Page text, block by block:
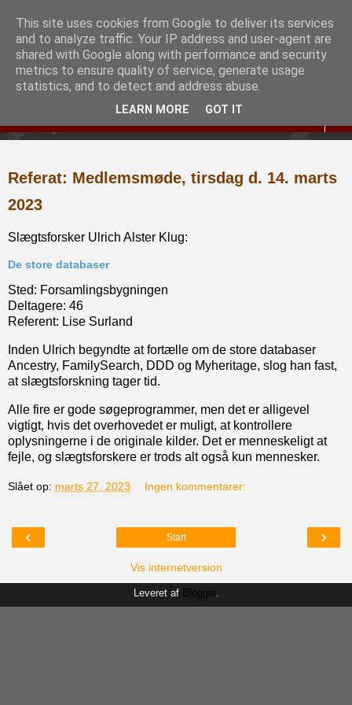
Slægtshistorisk Forening
for Hjørring og Omegn
Referat: Medlemsmøde, tirsdag d. 14. marts
2023
Slægtsforsker Ulrich Alster Klug:
De store databaser
Sted: Forsamlingsbygningen
Deltagere: 46
Referent: Lise Surland
Inden Ulrich begyndte at fortælle om de store databaser
Ancestry, FamilySearch, DDD og Myheritage, slog han fast,
at slægtsforskning tager tid.
Alle fire er gode søgeprogrammer, men det er alligevel
vigtigt, hvis det overhovedet er muligt, at kontrollere
oplysningerne i de originale kilder. Det er menneskeligt at
fejle, og slægtsforskere er trods alt også kun mennesker.
Slået op: marts 27, 2023 Ingen kommentarer:
‹ ›
Start
Vis internetversion
Leveret af Blogger.
This site uses cookies from Google to deliver its services
and to analyze traffic. Your IP address and user-agent are
shared with Google along with performance and security
metrics to ensure quality of service, generate usage
statistics, and to detect and address abuse.
LEARN MORE GOT IT